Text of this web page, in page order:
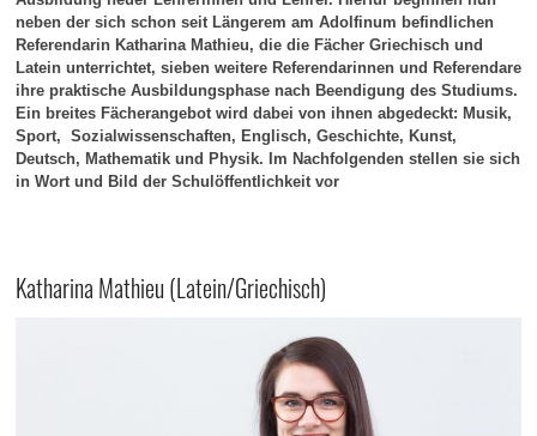
neben der sich schon seit Längerem am Adolfinum befindlichen
Referendarin Katharina Mathieu, die die Fächer Griechisch und
Latein unterrichtet, sieben weitere Referendarinnen und Referendare
ihre praktische Ausbildungsphase nach Beendigung des Studiums.
Ein breites Fächerangebot wird dabei von ihnen abgedeckt: Musik,
Sport, Sozialwissenschaften, Englisch, Geschichte, Kunst,
Deutsch, Mathematik und Physik. Im Nachfolgenden stellen sie sich
in Wort und Bild der Schulöffentlichkeit vor
Katharina Mathieu (Latein/Griechisch)